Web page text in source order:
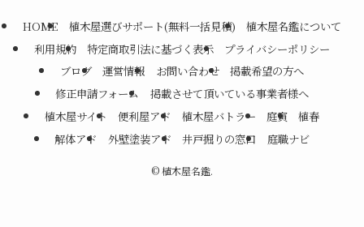
HOME 植木屋選びサポート(無料一括見積)
植木屋名鑑について
利用規約
特定商取引法に基づく表示
プライバシーポリシー
ブログ
運営情報 お問い合わせ
掲載希望の方へ
修正申請フォーム
掲載させて頂いている事業者様へ
植木屋サイト
便利屋アド 植木屋バトラー 庭寅
植春
解体アド
外壁塗装アド 井戸掘りの窓口 庭職ナビ
©植木屋名鑑.